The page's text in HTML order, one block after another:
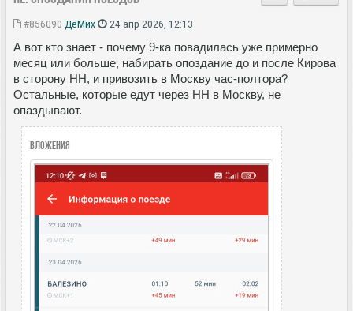
#856090 ДеМих 24 апр 2026, 12:13
А вот кто знает - почему 9-ка повадилась уже примерно
месяц или больше, набирать опоздание до и после Кирова
в сторону НН, и привозить в Москву час-полтора?
Остальные, которые едут через НН в Москву, не
опаздывают.
Вложения